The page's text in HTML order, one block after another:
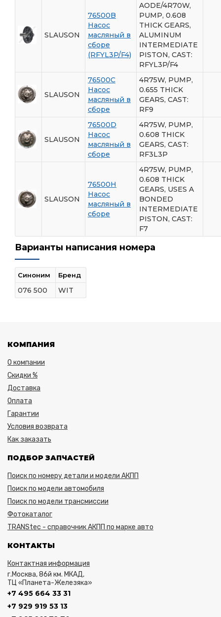
SLAUSON
76500B
Насос
масляный в
сборе
(RFYL3P/F4)
AODE/4R70W,
PUMP, 0.608
THICK GEARS,
ALUMINUM
INTERMEDIATE
PISTON, CAST:
RFYL3P/F4
SLAUSON
76500C
Насос
масляный в
сборе
4R75W, PUMP,
0.655 THICK
GEARS, CAST:
RF9
SLAUSON
76500D
Насос
масляный в
сборе
4R75W, PUMP,
0.608 THICK
GEARS, CAST:
RF3L3P
SLAUSON
76500H
Насос
масляный в
сборе
4R75W, PUMP,
0.608 THICK
GEARS, USES A
BONDED
INTERMEDIATE
PISTON, CAST:
F7
Варианты написания номера
Синоним Бренд
076 500 WIT
КОМПАНИЯ
О компании
Скидки %
Доставка
Оплата
Гарантии
Условия возврата
Как заказать
ПОДБОР ЗАПЧАСТЕЙ
Поиск по номеру детали и модели АКПП
Поиск по модели автомобиля
Поиск по модели трансмиссии
Фотокаталог
TRANStec - справочник АКПП по марке авто
КОНТАКТЫ
Контактная информация
г.Москва, 86й км. МКАД,
ТЦ «Планета-Железяка»
+7 495 664 33 31
+7 929 919 53 13